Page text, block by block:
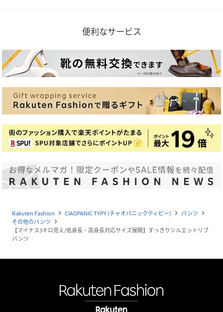
便利なサービス
Rakuten Fashion navigate_next CIAOPANIC TYPY (チャオパニックティピー) navigate_next パンツ navigate_next
その他のパンツ navigate_next
【マイナス3キロ見え/低身長・高身長対応サイズ展開】すっきりシルエットリブ
パンツ